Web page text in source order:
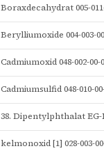
Boraxdecahydrat 005-011-
Berylliumoxide 004-003-
Cadmiumoxid 048-002-00-
Cadmiumsulfid 048-010-
38. Dipentylphthalat EG-
kelmonoxid [1] 028-003-